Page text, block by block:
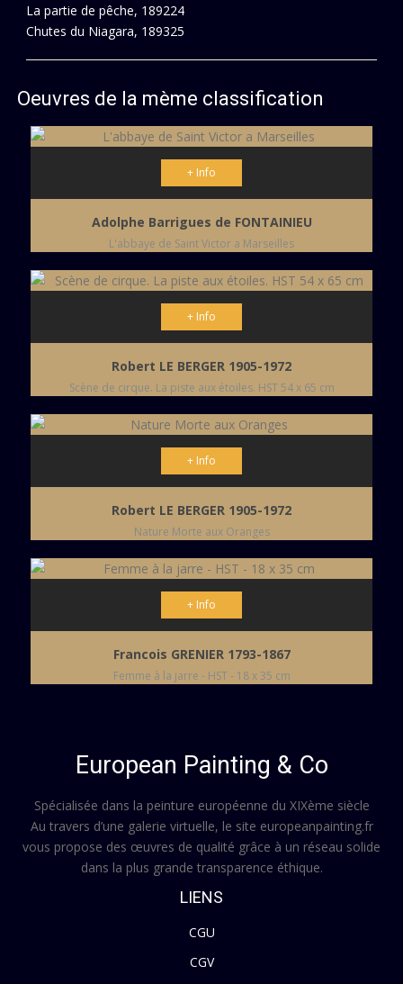
La partie de pêche, 189224
Chutes du Niagara, 189325
Oeuvres de la mème classification
+ Info
Adolphe Barrigues de FONTAINIEU
L'abbaye de Saint Victor a Marseilles
+ Info
Robert LE BERGER 1905-1972
Scène de cirque. La piste aux étoiles. HST 54 x 65 cm
+ Info
Robert LE BERGER 1905-1972
Nature Morte aux Oranges
+ Info
Francois GRENIER 1793-1867
Femme à la jarre - HST - 18 x 35 cm
European Painting & Co
Spécialisée dans la peinture européenne du XIXème siècle
Au travers d’une galerie virtuelle, le site europeanpainting.fr
vous propose des œuvres de qualité grâce à un réseau solide
dans la plus grande transparence éthique.
LIENS
CGU
CGV